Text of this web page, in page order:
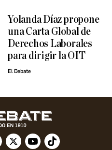
Yolanda Díaz propone
una Carta Global de
Derechos Laborales
para dirigir la OIT
El Debate